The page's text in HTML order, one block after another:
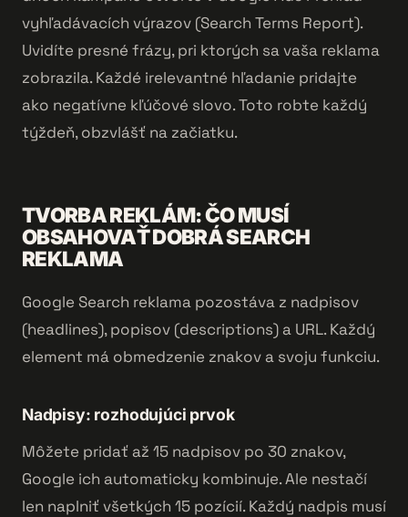
vyhľadávacích výrazov (Search Terms Report).
Uvidíte presné frázy, pri ktorých sa vaša reklama
zobrazila. Každé irelevantné hľadanie pridajte
ako negatívne kľúčové slovo. Toto robte každý
týždeň, obzvlášť na začiatku.
TVORBA REKLÁM: ČO MUSÍ
OBSAHOVAŤ DOBRÁ SEARCH
REKLAMA
Google Search reklama pozostáva z nadpisov
(headlines), popisov (descriptions) a URL. Každý
element má obmedzenie znakov a svoju funkciu.
Nadpisy: rozhodujúci prvok
Môžete pridať až 15 nadpisov po 30 znakov,
Google ich automaticky kombinuje. Ale nestačí
len naplniť všetkých 15 pozícií. Každý nadpis musí